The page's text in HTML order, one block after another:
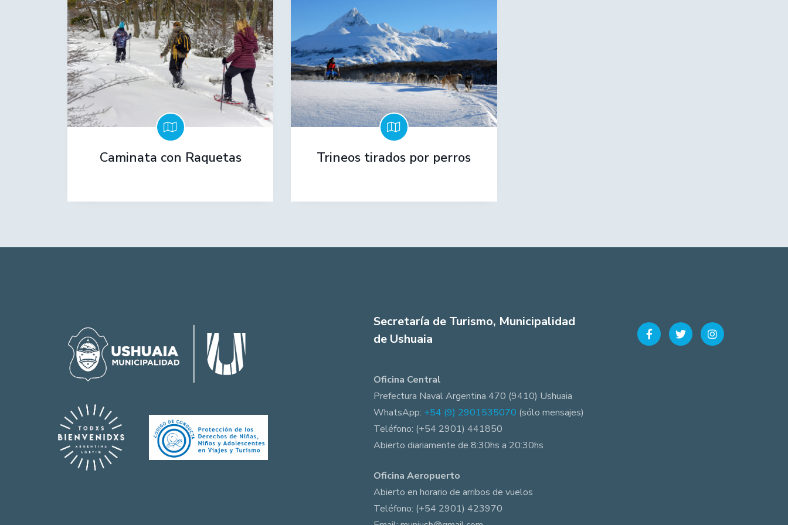
Caminata con Raquetas Trineos tirados por perros
Secretaría de Turismo, Municipalidad
de Ushuaia
Oficina Central
Prefectura Naval Argentina 470 (9410) Ushuaia
WhatsApp: +54 (9) 2901535070 (sólo mensajes)
Teléfono: (+54 2901) 441850
Abierto diariamente de 8:30hs a 20:30hs
Oficina Aeropuerto
Abierto en horario de arribos de vuelos
Teléfono: (+54 2901) 423970